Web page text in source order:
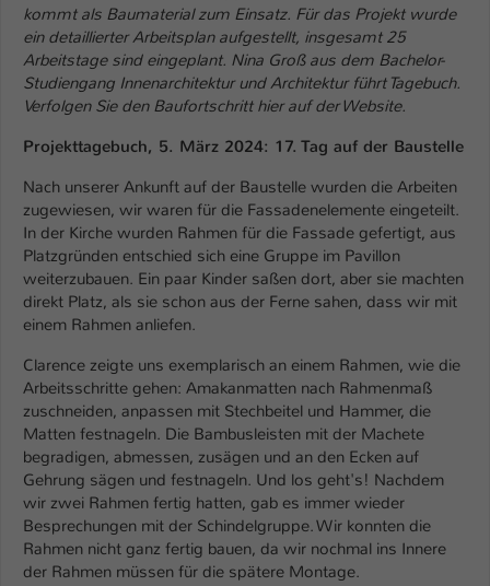
kommt als Baumaterial zum Einsatz. Für das Projekt wurde
ein detaillierter Arbeitsplan aufgestellt, insgesamt 25
Arbeitstage sind eingeplant. Nina Groß aus dem Bachelor-
Studiengang Innenarchitektur und Architektur führt Tagebuch.
Verfolgen Sie den Baufortschritt hier auf der Website.
Projekttagebuch, 5. März 2024: 17. Tag auf der Baustelle
Nach unserer Ankunft auf der Baustelle wurden die Arbeiten
zugewiesen, wir waren für die Fassadenelemente eingeteilt.
In der Kirche wurden Rahmen für die Fassade gefertigt, aus
Platzgründen entschied sich eine Gruppe im Pavillon
weiterzubauen. Ein paar Kinder saßen dort, aber sie machten
direkt Platz, als sie schon aus der Ferne sahen, dass wir mit
einem Rahmen anliefen.
Clarence zeigte uns exemplarisch an einem Rahmen, wie die
Arbeitsschritte gehen: Amakanmatten nach Rahmenmaß
zuschneiden, anpassen mit Stechbeitel und Hammer, die
Matten festnageln. Die Bambusleisten mit der Machete
begradigen, abmessen, zusägen und an den Ecken auf
Gehrung sägen und festnageln. Und los geht's! Nachdem
wir zwei Rahmen fertig hatten, gab es immer wieder
Besprechungen mit der Schindelgruppe. Wir konnten die
Rahmen nicht ganz fertig bauen, da wir nochmal ins Innere
der Rahmen müssen für die spätere Montage.
Zweck
Einstellungen. Unter anderem eine zufällig
generierte ID, für die historische
Speicherung Ihrer vorgenommen
Einstellungen, falls der Webseiten-
Betreiber dies eingestellt hat.
Anbieter TYPO3
Laufzeit 1 Woche
Zweck
Dieses Cookie ist ein Standard-Session-
eines Intranet-Logins die Session-ID. So
kann der eingeloggte Benutzer
wiedererkannt werden und es wird ihm
Zugang zu geschützten Bereichen
gewährt.
Name be_typo_user
Anbieter TYPO3